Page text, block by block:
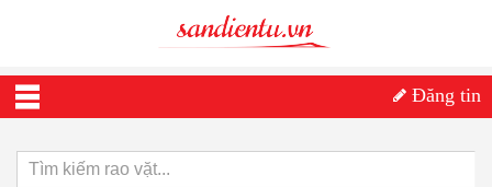
Đăng tin